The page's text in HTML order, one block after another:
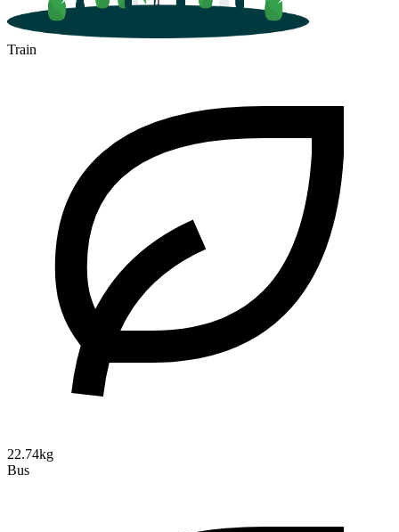
Train
22.74kg
Bus